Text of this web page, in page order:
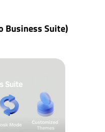
Business Suite)